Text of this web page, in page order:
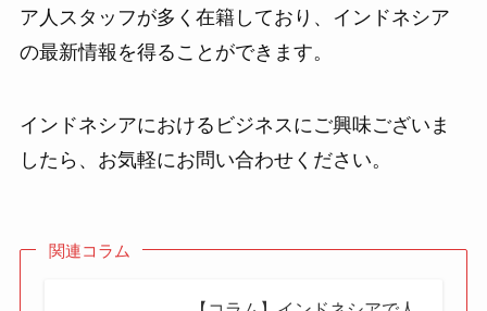
ア人スタッフが多く在籍しており、インドネシア
の最新情報を得ることができます。
インドネシアにおけるビジネスにご興味ございま
したら、お気軽にお問い合わせください。
関連コラム